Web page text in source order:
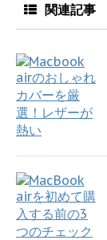
関連記事